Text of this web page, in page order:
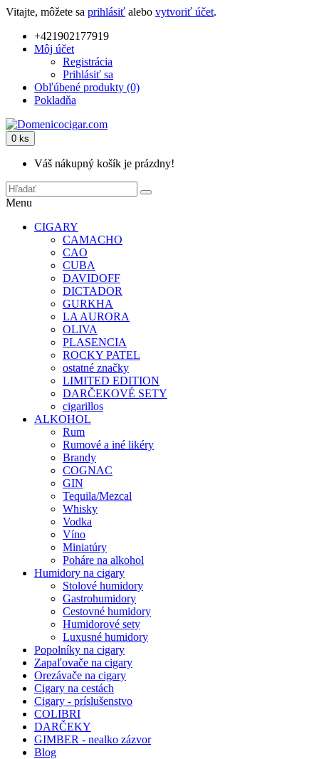
Vitajte, môžete sa prihlásiť alebo vytvoriť účet.
+421902177919
Môj účet
Registrácia
Prihlásiť sa
Obľúbené produkty (0)
Pokladňa
0 ks
Váš nákupný košík je prázdny!
Menu
CIGARY
CAMACHO
CAO
CUBA
DAVIDOFF
DICTADOR
GURKHA
LA AURORA
OLIVA
PLASENCIA
ROCKY PATEL
ostatné značky
LIMITED EDITION
DARČEKOVÉ SETY
cigarillos
ALKOHOL
Rum
Rumové a iné likéry
Brandy
COGNAC
GIN
Tequila/Mezcal
Whisky
Vodka
Víno
Miniatúry
Poháre na alkohol
Humidory na cigary
Stolové humidory
Gastrohumidory
Cestovné humidory
Humidorové sety
Luxusné humidory
Popolníky na cigary
Zapaľovače na cigary
Orezávače na cigary
Cigary na cestách
Cigary - príslušenstvo
COLIBRI
DARČEKY
GIMBER - nealko zázvor
Blog